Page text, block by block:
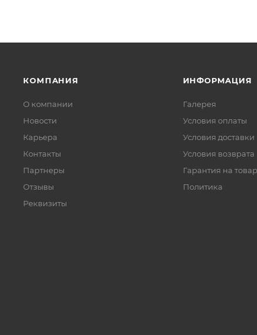
КОМПАНИЯ
О компании
Новости
Карьера
Контакты
Партнеры
Отзывы
Реквизиты
ИНФОРМАЦИЯ
Галерея
Условия оплаты
Условия доставки
Условия возврата
Гарантия на товар
Политика